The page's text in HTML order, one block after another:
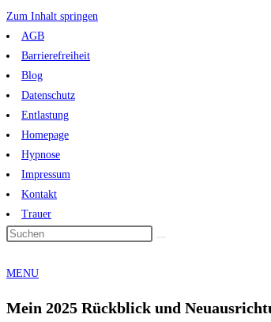
Zum Inhalt springen
AGB
Barrierefreiheit
Blog
Datenschutz
Entlastung
Homepage
Hypnose
Impressum
Kontakt
Trauer
MENU
Mein 2025 Rückblick und